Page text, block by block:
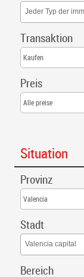
Jeder Typ der
Transaktion
Kaufen
Preis
Alle preise
Situation
Provinz
Valencia
Stadt
Valencia capital
Bereich